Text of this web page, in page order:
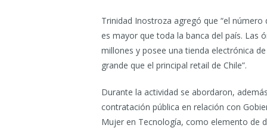
Trinidad Inostroza agregó que “el
es mayor que toda la banca del país. Las
millones y posee una tienda electrónica
grande que el principal retail de Chile”.
Durante la actividad se abordaron,
contratación pública en relación con
Mujer en Tecnología, como elemento de